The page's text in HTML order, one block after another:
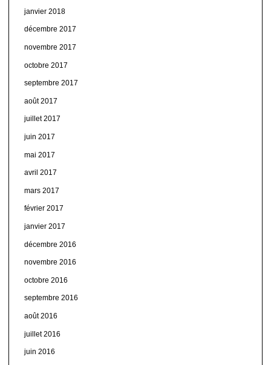
janvier 2018
décembre 2017
novembre 2017
octobre 2017
septembre 2017
août 2017
juillet 2017
juin 2017
mai 2017
avril 2017
mars 2017
février 2017
janvier 2017
décembre 2016
novembre 2016
octobre 2016
septembre 2016
août 2016
juillet 2016
juin 2016